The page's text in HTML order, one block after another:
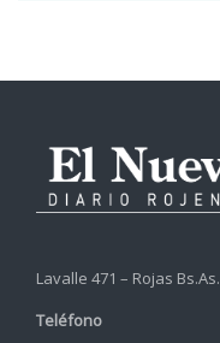
Lavalle 471 – Rojas Bs.As.
Teléfono